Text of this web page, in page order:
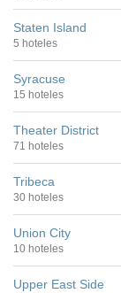
Staten Island
5 hoteles
Syracuse
15 hoteles
Theater District
71 hoteles
Tribeca
30 hoteles
Union City
10 hoteles
Upper East Side